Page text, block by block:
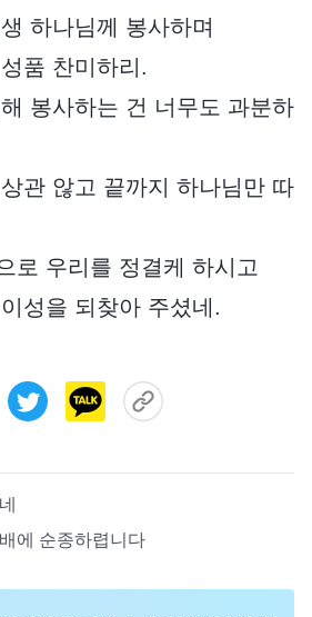
하나님께 봉사하며
품 찬미하리.
봉사하는 건 너무도 과분하
관 않고 끝까지 하나님만 따
로 우리를 정결케 하시고
성을 되찾아 주셨네.
에 순종하렵니다